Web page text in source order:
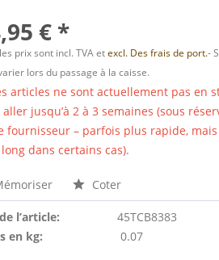
€ *
prix sont incl. TVA etexcl. Des frais de port.-
lors du passage à la caisse.
articles ne sont actuellement pas en
jusqu’à 2 à 3 semaines (sous
fournisseur – parfois plus rapide,
dans certains cas).
Coter
l’article:
45TCB8383
en kg:
0.07